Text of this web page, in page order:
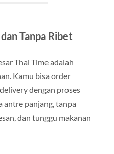
Tanpa Ribet
Thai Time adalah
Kamu bisa order
dengan proses
antre panjang, tanpa
dan tunggu makanan